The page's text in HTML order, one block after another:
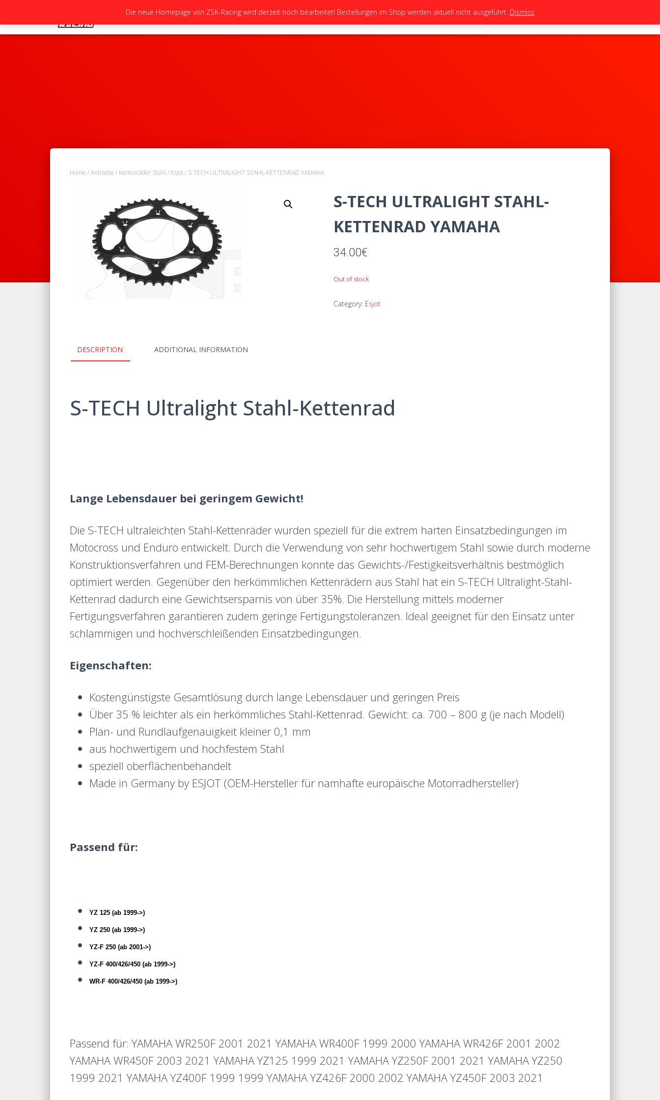
STARTSEITE NEUIGKEITEN GALERIE TEAM TUNING BIKES
Home /Antriebe / Kettenräder Stahl / Esjot/ S-TECH ULTRALIGHT STAHL-KETTENRAD YAMAHA
S-TECH ULTRALIGHT STAHL-
KETTENRAD YAMAHA
34.00€
Out of stock
Category: Esjot
DESCRIPTION ADDITIONAL INFORMATION
S-TECH Ultralight Stahl-Kettenrad
Lange Lebensdauer bei geringem Gewicht!
Die S-TECH ultraleichten Stahl-Kettenräder wurden speziell für die extrem harten Einsatzbedingungen im
Motocross und Enduro entwickelt. Durch die Verwendung von sehr hochwertigem Stahl sowie durch moderne
Konstruktionsverfahren und FEM-Berechnungen konnte das Gewichts-/Festigkeitsverhältnis bestmöglich
optimiert werden. Gegenüber den herkömmlichen Kettenrädern aus Stahl hat ein S-TECH Ultralight-Stahl-
Kettenrad dadurch eine Gewichtsersparnis von über 35%. Die Herstellung mittels moderner
Fertigungsverfahren garantieren zudem geringe Fertigungstoleranzen. Ideal geeignet für den Einsatz unter
schlammigen und hochverschleißenden Einsatzbedingungen.
Eigenschaften:
Kostengünstigste Gesamtlösung durch lange Lebensdauer und geringen Preis
Über 35 % leichter als ein herkömmliches Stahl-Kettenrad. Gewicht: ca. 700 – 800 g (je nach Modell)
Plan- und Rundlaufgenauigkeit kleiner 0,1 mm
aus hochwertigem und hochfestem Stahl
speziell oberflächenbehandelt
Made in Germany by ESJOT (OEM-Hersteller für namhafte europäische Motorradhersteller)
Passend für:
YZ 125 (ab 1999->)
YZ 250 (ab 1999->)
YZ-F 250 (ab 2001->)
YZ-F 400/426/450 (ab 1999->)
WR-F 400/426/450 (ab 1999->)
Passend für: YAMAHA WR250F 2001 2021 YAMAHA WR400F 1999 2000 YAMAHA WR426F 2001 2002
YAMAHA WR450F 2003 2021 YAMAHA YZ125 1999 2021 YAMAHA YZ250F 2001 2021 YAMAHA YZ250
1999 2021 YAMAHA YZ400F 1999 1999 YAMAHA YZ426F 2000 2002 YAMAHA YZ450F 2003 2021
Die neue Homepage von ZSK-Racing wird derzeit noch bearbeitet! Bestellungen im Shop werden aktuell nicht ausgeführt. Dismiss